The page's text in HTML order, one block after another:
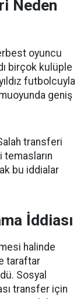
Neden
oyuncu
birçok kulüple
futbolcuyla
geniş
transferi
bu iddialar
İddiası
halinde
taraftar
Sosyal
transfer için